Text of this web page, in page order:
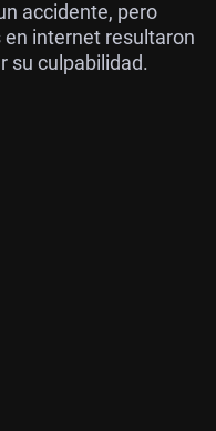
accidente, pero
internet resultaron
su culpabilidad.